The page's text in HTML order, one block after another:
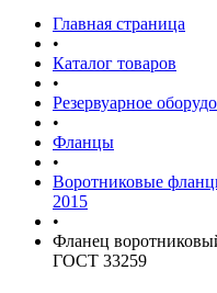
Главная страница
•
Каталог товаров
•
Резервуарное
•
Фланцы
•
Воротниковые
2015
•
Фланец
ГОСТ 33259